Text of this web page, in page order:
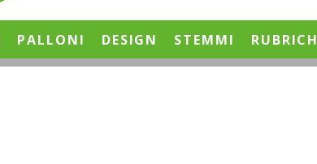
PALLONI DESIGN STEMMI